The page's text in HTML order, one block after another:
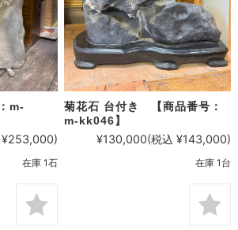
m-
¥253,000)
在庫 1石
菊花石 台付き 【商品番号：
m-kk046】
¥130,000(税込 ¥143,000)
在庫 1台